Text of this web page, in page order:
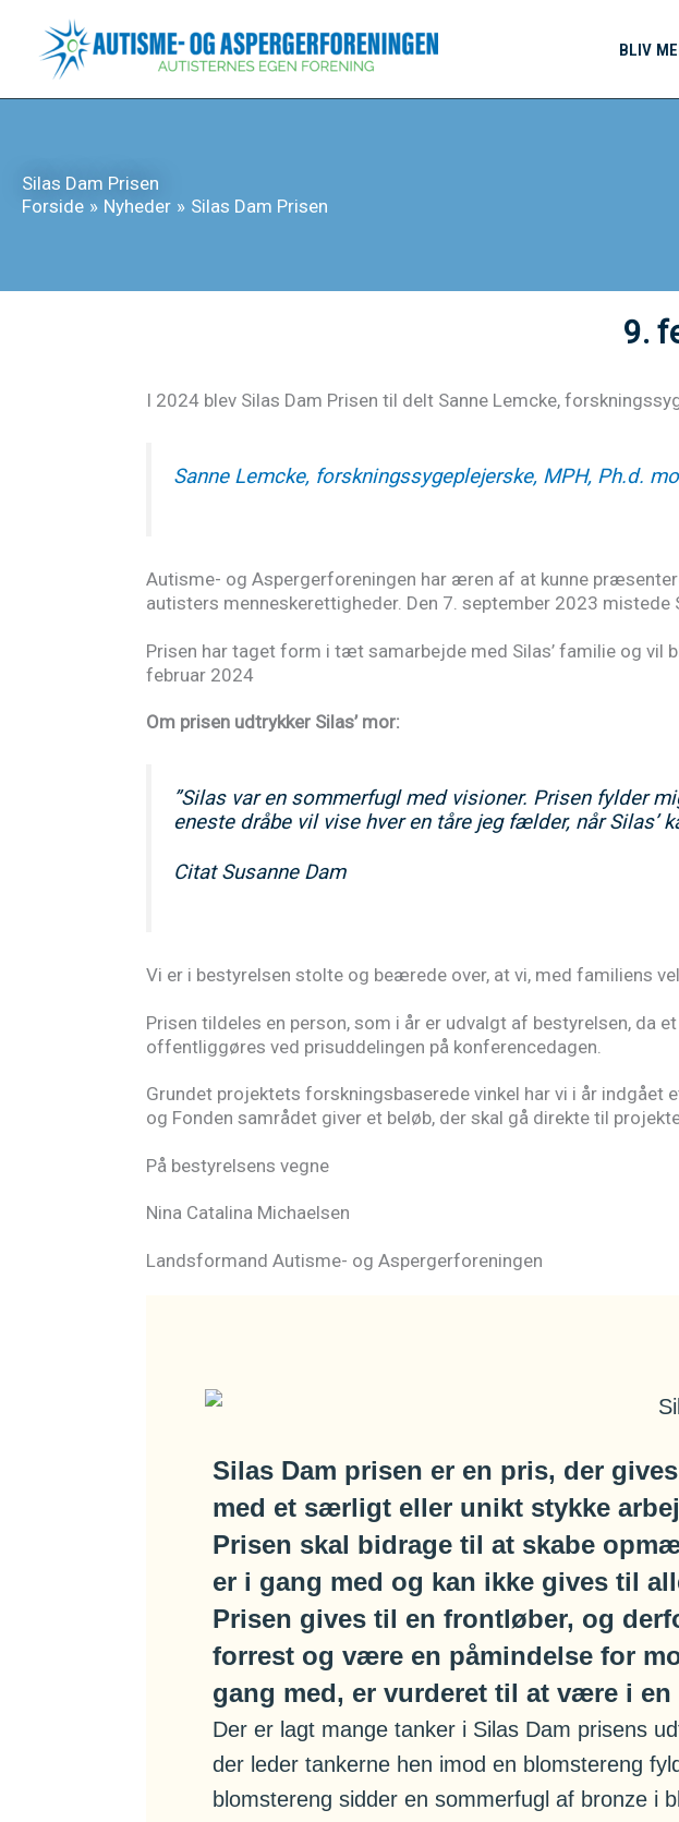
indholdet
BLIV
Silas Dam Prisen
Forside
Nyheder Silas Dam Prisen
9.
I 2024 blev Silas Dam Prisen til delt Sanne Lemcke,
Sanne Lemcke, forskningssygeplejerske, MPH, Ph.d.
Autisme- og Aspergerforeningen har æren af at kunne
autisters menneskerettigheder. Den 7. september 2023 mistede
Prisen har taget form i tæt samarbejde med Silas’ familie og vil
februar 2024
Om prisen udtrykker Silas’ mor:
”Silas var en sommerfugl med visioner. Prisen fylder
eneste dråbe vil vise hver en tåre jeg fælder, når Silas’
Citat Susanne Dam
Vi er i bestyrelsen stolte og beærede over, at vi, med familiens
Prisen tildeles en person, som i år er udvalgt af bestyrelsen,
offentliggøres ved prisuddelingen på konferencedagen.
Grundet projektets forskningsbaserede vinkel har vi i år indgået
og Fonden samrådet giver et beløb, der skal gå direkte til
På bestyrelsens vegne
Nina Catalina Michaelsen
Landsformand Autisme- og Aspergerforeningen
Silas Dam prisen er en pris, der
med et særligt eller unikt stykke
Prisen skal bidrage til at skabe
er i gang med og kan ikke gives til
Prisen gives til en frontløber, og
forrest og være en påmindelse for
gang med, er vurderet til at være i en
Der er lagt mange tanker i Silas Dam prisens
der leder tankerne hen imod en blomstereng
blomstereng sidder en sommerfugl af bronze i